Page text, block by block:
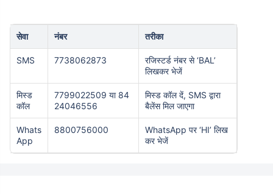
सेवा नंबर तरीका
SMS 7738062873
रजिस्टर्ड नंबर से ‘BAL’
लिखकर भेजें
मिस्ड
कॉल
7799022509 या 84
24046556
मिस्ड कॉल दें, SMS द्वारा
बैलेंस मिल जाएगा
Whats
App
8800756000
WhatsApp पर ‘HI’ लिख
कर भेजें